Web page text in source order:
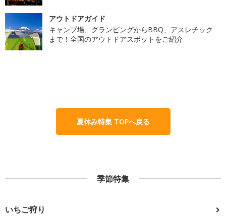
アウトドアガイド
キャンプ場、グランピングからBBQ、アスレチック
まで！全国のアウトドアスポットをご紹介
夏休み特集 TOPへ戻る
季節特集
いちご狩り